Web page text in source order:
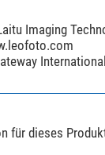
Imaging
für dieses